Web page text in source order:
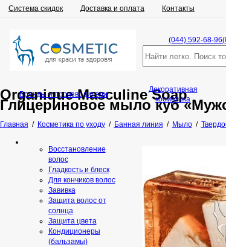
Система скидок Доставка и оплата Контакты
(044) 592-68-96
Organique Masculine Soap
Глицериновое мыло куб
Главная / Косметика по уходу/ Банная линия / Мыло/
Бренды и производители
Декоративная
косметика
Восстановление
волос
Гладкость и блеск
Для кончиков волос
Завивка
Защита волос от
солнца
Защита цвета
Кондиционеры
(бальзамы)